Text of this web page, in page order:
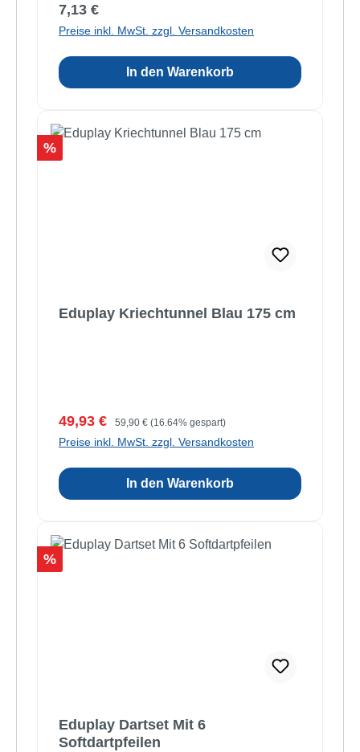
Regulärer Preis:
7,13 €
Preise inkl. MwSt. zzgl. Versandkosten
In den Warenkorb
Rabatt
%
Eduplay Kriechtunnel Blau 175 cm
Verkaufspreis:
49,93 € Regulärer Preis:
59,90 € (16.64% gespart)
Preise inkl. MwSt. zzgl. Versandkosten
In den Warenkorb
Rabatt
%
Eduplay Dartset Mit 6
Softdartpfeilen